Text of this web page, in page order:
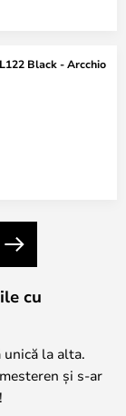
Black - Arcchio
Următorul
cu
la alta.
și s-ar